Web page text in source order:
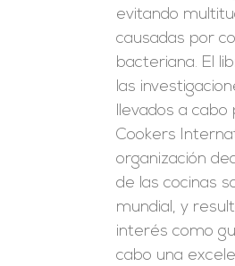
evitando
causadas por
bacteriana. El
las
llevados a cabo
Cookers
organización
de las cocinas
mundial, y
interés como
cabo una